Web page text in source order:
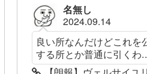
名無し
2024.09.14
良い所なんだけどこれを
する所とか普通に引くわ